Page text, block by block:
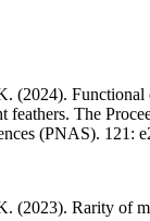
(2024). Functional
of the
(PNAS). 121:
(2023). Rarity of